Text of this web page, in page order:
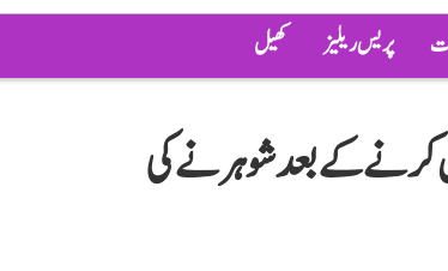
پریس ریلیز کھیل
کرنے کے بعد شوہر نے کی